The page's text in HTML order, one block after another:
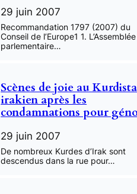
29 juin 2007
Recommandation 1797 (2007) du
Conseil de l’Europe1 1. L’Assemblée
parlementaire…
Scènes de joie au
irakien après les
condamnations pour
29 juin 2007
De nombreux Kurdes d’Irak sont
descendus dans la rue pour…